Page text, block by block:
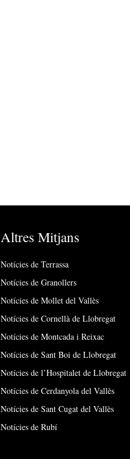
Altres Mitjans
Notícies de Terrassa
Notícies de Granollers
Notícies de Mollet del Vallès
Notícies de Cornellà de Llobregat
Notícies de Montcada i Reixac
Notícies de Sant Boi de Llobregat
Notícies de l’Hospitalet de Llobregat
Notícies de Cerdanyola del Vallès
Notícies de Sant Cugat del Vallès
Notícies de Rubí